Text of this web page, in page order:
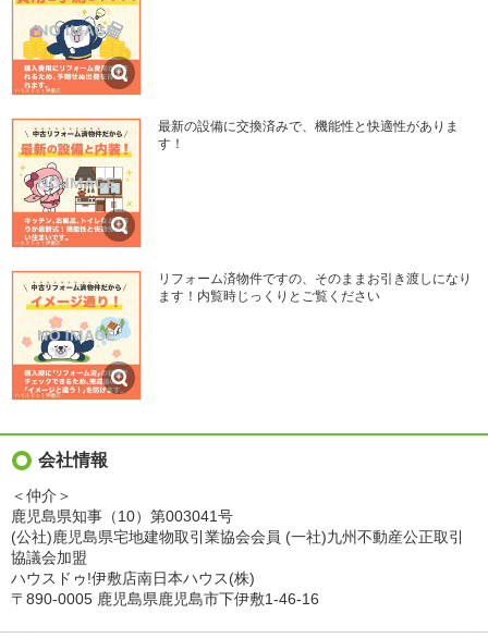
最新の設備に交換済みで、機能性と快適性がありま
す！
リフォーム済物件ですの、そのままお引き渡しになり
ます！内覧時じっくりとご覧ください
会社情報
＜仲介＞
鹿児島県知事（10）第003041号
(公社)鹿児島県宅地建物取引業協会会員 (一社)九州不動産公正取引
協議会加盟
ハウスドゥ!伊敷店南日本ハウス(株)
〒890-0005 鹿児島県鹿児島市下伊敷1-46-16